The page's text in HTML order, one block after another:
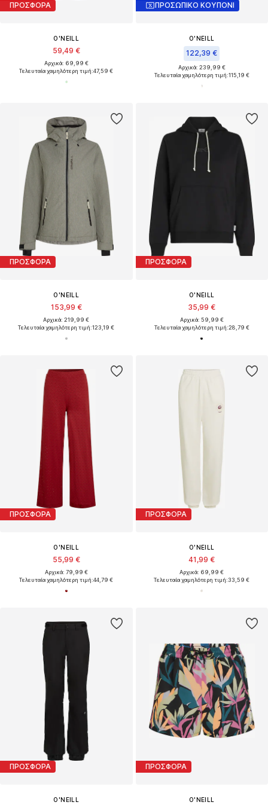
ΠΡΟΣΦΟΡΑ
O'NEILL
59,49 €
Αρχικά: 69,99 €
Τελευταία χαμηλότερη τιμή:47,59 €
ΠΡΟΣΩΠΙΚΟ ΚΟΥΠΟΝΙ
O'NEILL
122,39 €
Αρχικά: 239,99 €
Τελευταία χαμηλότερη τιμή:115,19 €
ΠΡΟΣΦΟΡΑ
O'NEILL
153,99 €
Αρχικά: 219,99 €
Τελευταία χαμηλότερη τιμή:123,19 €
ΠΡΟΣΦΟΡΑ
O'NEILL
35,99 €
Αρχικά: 59,99 €
Τελευταία χαμηλότερη τιμή:28,79 €
ΠΡΟΣΦΟΡΑ
O'NEILL
55,99 €
Αρχικά: 79,99 €
Τελευταία χαμηλότερη τιμή:44,79 €
ΠΡΟΣΦΟΡΑ
O'NEILL
41,99 €
Αρχικά: 69,99 €
Τελευταία χαμηλότερη τιμή:33,59 €
ΠΡΟΣΦΟΡΑ
O'NEILL
ΠΡΟΣΦΟΡΑ
O'NEILL